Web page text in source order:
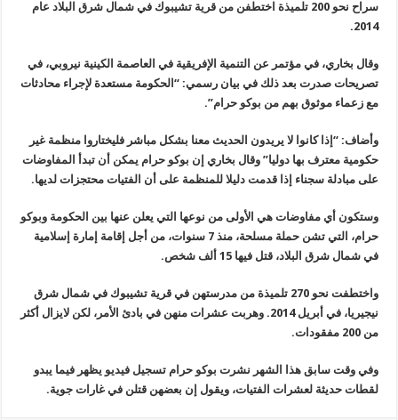
سراح نحو 200 تلميذة اختطفن من قرية تشيبوك في شمال شرق البلاد عام
2014.
وقال بخاري، في مؤتمر عن التنمية الإفريقية في العاصمة الكينية نيروبي، في
تصريحات صدرت بعد ذلك في بيان رسمي: “الحكومة مستعدة لإجراء محادثات
مع زعماء موثوق بهم من بوكو حرام”.
وأضاف: “إذا كانوا لا يريدون الحديث معنا بشكل مباشر فليختاروا منظمة غير
حكومية معترف بها دوليا” وقال بخاري إن بوكو حرام يمكن أن تبدأ المفاوضات
على مبادلة سجناء إذا قدمت دليلا للمنظمة على أن الفتيات محتجزات لديها.
وستكون أي مفاوضات هي الأولى من نوعها التي يعلن عنها بين الحكومة وبوكو
حرام، التي تشن حملة مسلحة، منذ 7 سنوات، من أجل إقامة إمارة إسلامية
في شمال شرق البلاد، قتل فيها 15 ألف شخص.
واختطفت نحو 270 تلميذة من مدرستهن في قرية تشيبوك في شمال شرق
نيجيريا، في أبريل 2014. وهربت عشرات منهن في بادئ الأمر، لكن لايزال أكثر
من 200 مفقودات.
وفي وقت سابق هذا الشهر نشرت بوكو حرام تسجيل فيديو يظهر فيما يبدو
لقطات حديثة لعشرات الفتيات، ويقول إن بعضهن قتلن في غارات جوية.